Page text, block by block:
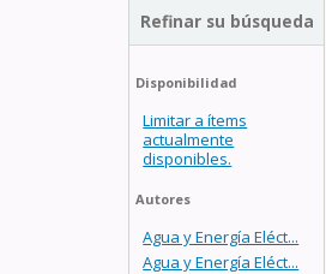
Refinar su búsqueda
Disponibilidad
Limitar a ítems
actualmente
disponibles.
Autores
Agua y Energía Eléct...
Agua y Energía Eléct...